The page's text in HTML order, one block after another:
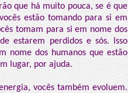
que há muito pouca, se é que
estão tomando para si em
tomam para si em nome dos
estarem perdidos e sós. Isso
nome dos humanos que estão
lugar, por ajuda.
vocês também evoluem.